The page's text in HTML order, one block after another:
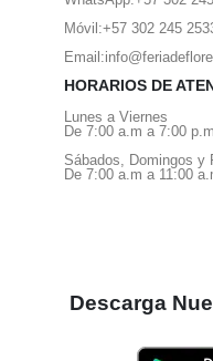
Móvil:+57 302 245
Email:
HORARIOS DE
Lunes a Viernes
De 7:00 a.m a 7:00 p.m
Sábados, Domingos y
De 7:00 a.m a 11:00
Descarga